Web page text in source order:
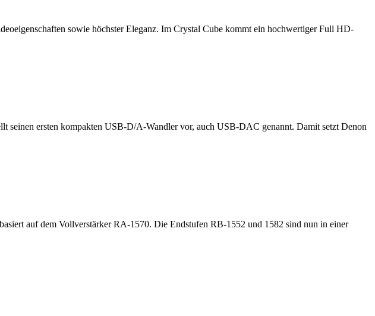
sowie höchster Eleganz. Im Crystal Cube kommt ein hochwertiger Full HD-
ersten kompakten USB-D/A-Wandler vor, auch USB-DAC genannt. Damit setzt Denon
auf dem Vollverstärker RA-1570. Die Endstufen RB-1552 und 1582 sind nun in einer